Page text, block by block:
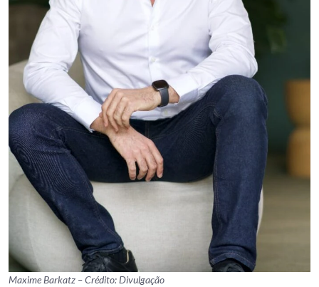
Maxime Barkatz – Crédito: Divulgação